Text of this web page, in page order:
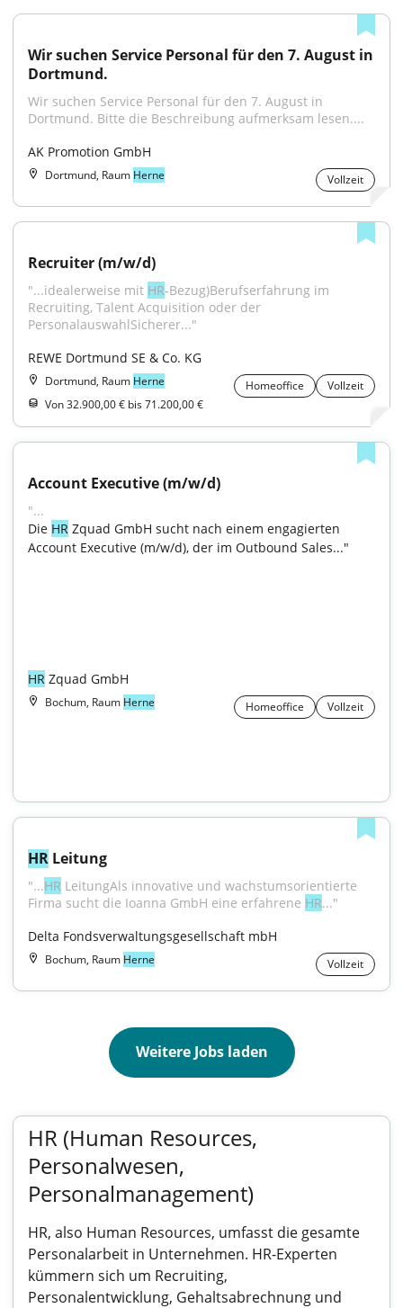
Wir suchen Service Personal für den 7. August in
Dortmund.
Wir suchen Service Personal für den 7. August in
Dortmund. Bitte die Beschreibung aufmerksam lesen....
AK Promotion GmbH
Dortmund, Raum Herne Vollzeit
Recruiter (m/w/d)
"...idealerweise mit HR‑Bezug)Berufserfahrung im
Recruiting, Talent Acquisition oder der
PersonalauswahlSicherer..."
REWE Dortmund SE & Co. KG
Dortmund, Raum Herne Homeoffice
Vollzeit
Von 32.900,00 € bis 71.200,00 €
Account Executive (m/w/d)
"...
Die HR Zquad GmbH sucht nach einem engagierten
Account Executive (m/w/d), der im Outbound Sales..."
HR Zquad GmbH
Bochum, Raum Herne Homeoffice Vollzeit
HR Leitung
"...HR LeitungAls innovative und wachstumsorientierte
Firma sucht die Ioanna GmbH eine erfahrene HR..."
Delta Fondsverwaltungsgesellschaft mbH
Bochum, Raum Herne Vollzeit
Weitere Jobs laden
HR (Human Resources,
Personalwesen,
Personalmanagement)
HR, also Human Resources, umfasst die gesamte
Personalarbeit in Unternehmen. HR-Experten
kümmern sich um Recruiting,
Personalentwicklung, Gehaltsabrechnung und